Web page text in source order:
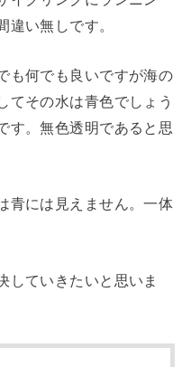
違い無しです。
も何でも良いですが海の
てその水は青色でしょう
す。無色透明であると思
青には見えません。一体
していきたいと思いま